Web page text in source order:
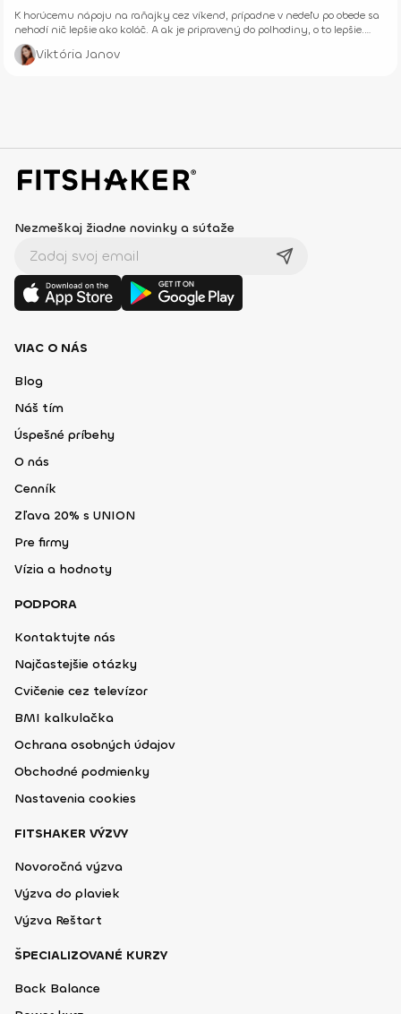
K horúcemu nápoju na raňajky cez víkend, prípadne v nedeľu po obede sa
nehodí nič lepšie ako koláč. A ak je pripravený do polhodiny, o to lepšie.
Upeč si aj ty tento rýchly koláč.
Viktória Janov
Nezmeškaj žiadne novinky a súťaže
VIAC O NÁS
Blog
Náš tím
Úspešné príbehy
O nás
Cenník
Zľava 20% s UNION
Pre firmy
Vízia a hodnoty
PODPORA
Kontaktujte nás
Najčastejšie otázky
Cvičenie cez televízor
BMI kalkulačka
Ochrana osobných údajov
Obchodné podmienky
Nastavenia cookies
FITSHAKER VÝZVY
Novoročná výzva
Výzva do plaviek
Výzva Reštart
ŠPECIALIZOVANÉ KURZY
Back Balance